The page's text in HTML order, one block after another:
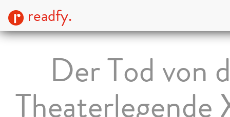
readfy.
Der Tod von
Theaterlegende